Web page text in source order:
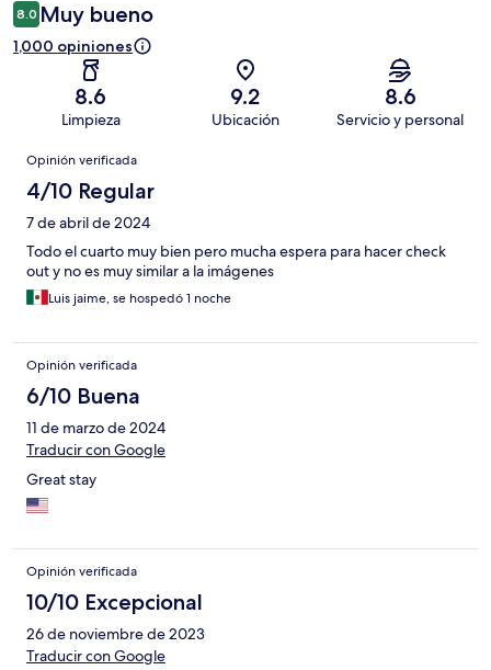
8.0 Muy bueno
1,000 opiniones
8.6
Limpieza
9.2
Ubicación
8.6
Servicio y personal
Opiniones
Opinión verificada
4/10 Regular
7 de abril de 2024
Todo el cuarto muy bien pero mucha espera para hacer check
out y no es muy similar a la imágenes
Luis jaime, se hospedó 1 noche
Opinión verificada
6/10 Buena
11 de marzo de 2024
Traducir con Google
Great stay
Opinión verificada
10/10 Excepcional
26 de noviembre de 2023
Traducir con Google